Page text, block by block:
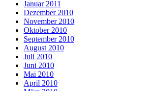
Januar 2011
Dezember 2010
November 2010
Oktober 2010
September 2010
August 2010
Juli 2010
Juni 2010
Mai 2010
April 2010